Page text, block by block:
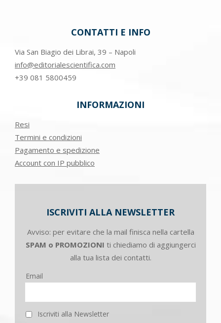
CONTATTI E INFO
Via San Biagio dei Librai, 39 – Napoli
info@editorialescientifica.com
+39 081 5800459
INFORMAZIONI
Resi
Termini e condizioni
Pagamento e spedizione
Account con IP pubblico
ISCRIVITI ALLA NEWSLETTER
Avviso: per evitare che la mail finisca nella cartella
SPAM o PROMOZIONI ti chiediamo di aggiungerci
alla tua lista dei contatti.
Email
Iscriviti alla Newsletter